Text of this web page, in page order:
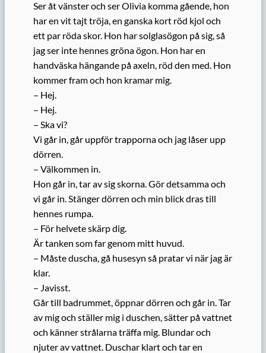
Ser åt vänster och ser Olivia komma gående, hon
har en vit tajt tröja, en ganska kort röd kjol och
ett par röda skor. Hon har solglasögon på sig, så
jag ser inte hennes gröna ögon. Hon har en
handväska hängande på axeln, röd den med. Hon
kommer fram och hon kramar mig.
– Hej.
– Hej.
– Ska vi?
Vi går in, går uppför trapporna och jag låser upp
dörren.
– Välkommen in.
Hon går in, tar av sig skorna. Gör detsamma och
vi går in. Stänger dörren och min blick dras till
hennes rumpa.
– För helvete skärp dig.
Är tanken som far genom mitt huvud.
– Måste duscha, gå husesyn så pratar vi när jag är
klar.
– Javisst.
Går till badrummet, öppnar dörren och går in. Tar
av mig och ställer mig i duschen, sätter på vattnet
och känner strålarna träffa mig. Blundar och
njuter av vattnet. Duschar klart och tar en